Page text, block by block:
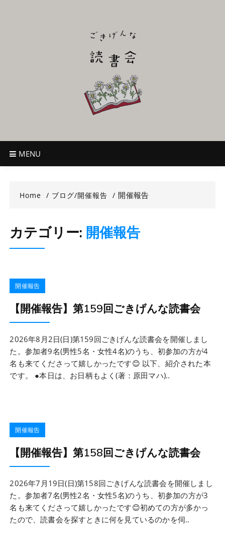
ごきげんな読
~児童書好き主催者によるオールジャンルOK！のんびり読書会~
MENU
Home ブログ/開催報告 開催報告
カテゴリー: 開催報告
開催報告
【開催報告】第159回ごきげんな読書会
2026年8月2日(日)第159回ごきげんな読書会を開催しまし
た。参加者9名(男性5名・女性4名)のうち、初参加の方が4
名も来てくださって嬉しかったです😊 以下、紹介された本
です。 ●本日は、お日柄もよく(著：原田マハ)..
開催報告
【開催報告】第158回ごきげんな読書会
2026年7月19日(日)第158回ごきげんな読書会を開催しまし
た。参加者7名(男性2名・女性5名)のうち、初参加の方が3
名も来てくださって嬉しかったです😊初めての方が多かっ
たので、読書会を探すときに何を見ているのかを伺..